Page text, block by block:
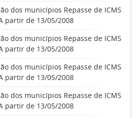
dos municípios Repasse de ICMS
partir de 13/05/2008
dos municípios Repasse de ICMS
partir de 13/05/2008
dos municípios Repasse de ICMS
partir de 13/05/2008
dos municípios Repasse de ICMS
partir de 13/05/2008